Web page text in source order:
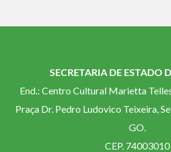
SECRETARIA DE ESTADO
End.: Centro Cultural Marietta
Praça Dr. Pedro Ludovico Teixeira,
GO.
CEP. 74003010